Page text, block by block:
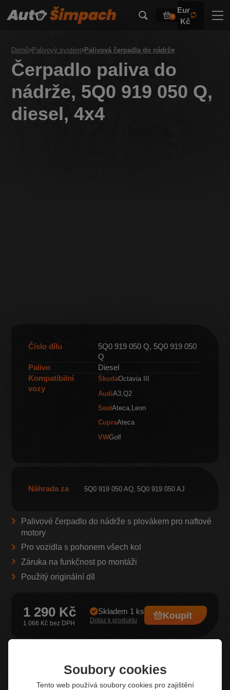
0
Eur
Kč
Domů Palivový systém Palivová čerpadla do nádrže
Čerpadlo paliva do
nádrže, 5Q0 919 050 Q,
diesel, 4x4
Číslo dílu
5Q0 919 050 Q, 5Q0 919 050
Q
Palivo
Diesel
Kompatibilní
vozy
ŠkodaOctavia III
AudiA3 Q2
SeatAteca
Leon
CupraAteca
VWGolf
Náhrada za 5Q0 919 050 AQ 5Q0 919 050 AJ
Palivové čerpadlo do nádrže s plovákem pro naftové
motory
Pro vozidla s pohonem všech kol
Záruka na funkčnost po montáži
Použitý originální díl
1 290 Kč
1 066 Kč
Skladem 1 ks
Dotaz k produktu Koupit
Z našeho e-shopu
Soubory cookies
Tento web používá soubory cookies pro zajištění